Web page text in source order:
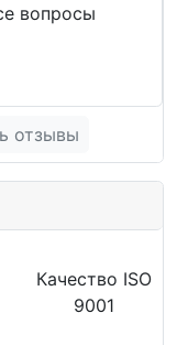
вопросы
отзывы
Качество ISO
9001